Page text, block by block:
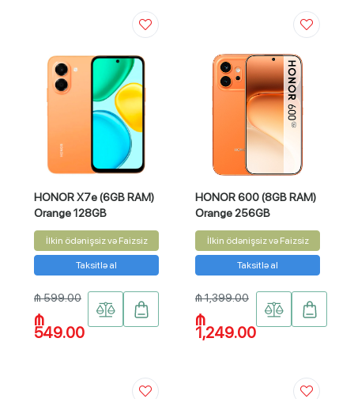
HONOR X7e (6GB RAM)
Orange 128GB
İlkin ödənişsiz və Faizsiz
Taksitlə al
₼ 599.00
₼
549.00
HONOR 600 (8GB RAM)
Orange 256GB
İlkin ödənişsiz və Faizsiz
Taksitlə al
₼ 1,399.00
₼
1,249.00